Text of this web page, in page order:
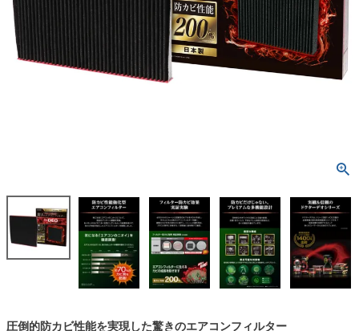
圧倒的防カビ性能を実現した驚きのエアコンフィルター